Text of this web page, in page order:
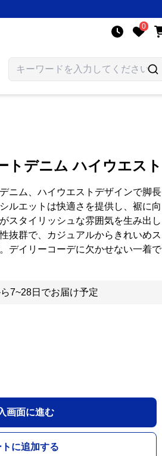
0
トデニム ハイウエスト
ニム、ハイウエストデザインで脚長
ルエットは快適さを提供し、裾に向
スタイリッシュな雰囲気を生み出し
抜群で、カジュアルからきれいめス
デイリーコーデに欠かせない一着で
7~28日でお届け予定
画面に進む
トに追加する